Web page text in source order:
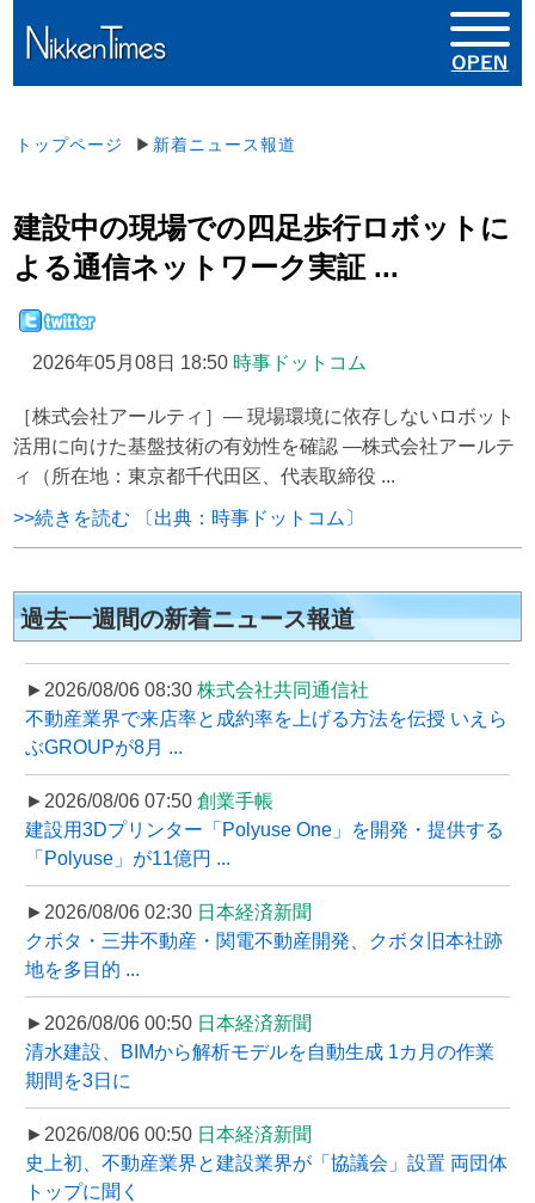
トップページ ▶ 新着ニュース報道
建設中の現場での四足歩行ロボットに
よる通信ネットワーク実証 ...
2026年05月08日 18:50 時事ドットコム
［株式会社アールティ］― 現場環境に依存しないロボット
活用に向けた基盤技術の有効性を確認 ―株式会社アールテ
ィ（所在地：東京都千代田区、代表取締役 ...
>>続きを読む 〔出典：時事ドットコム〕
過去一週間の新着ニュース報道
►2026/08/06 08:30 株式会社共同通信社
不動産業界で来店率と成約率を上げる方法を伝授 いえら
ぶGROUPが8月 ...
►2026/08/06 07:50 創業手帳
建設用3Dプリンター「Polyuse One」を開発・提供する
「Polyuse」が11億円 ...
►2026/08/06 02:30 日本経済新聞
クボタ・三井不動産・関電不動産開発、クボタ旧本社跡
地を多目的 ...
►2026/08/06 00:50 日本経済新聞
清水建設、BIMから解析モデルを自動生成 1カ月の作業
期間を3日に
►2026/08/06 00:50 日本経済新聞
史上初、不動産業界と建設業界が「協議会」設置 両団体
トップに聞く